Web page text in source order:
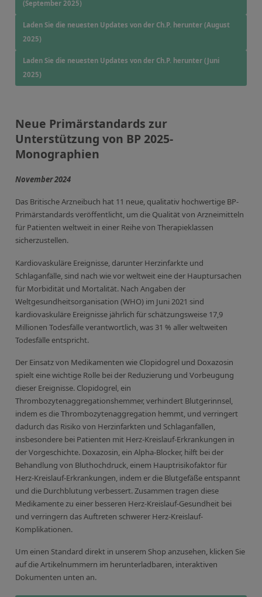
(September 2025)
Laden Sie die neuesten Updates von der Ch.P. herunter (August
2025)
Laden Sie die neuesten Updates von der Ch.P. herunter (Juni
2025)
Neue Primärstandards zur
Unterstützung von BP 2025-
Monographien
November 2024
Das Britische Arzneibuch hat 11 neue, qualitativ hochwertige BP-
Primärstandards veröffentlicht, um die Qualität von Arzneimitteln
für Patienten weltweit in einer Reihe von Therapieklassen
sicherzustellen.
Kardiovaskuläre Ereignisse, darunter Herzinfarkte und
Schlaganfälle, sind nach wie vor weltweit eine der Hauptursachen
für Morbidität und Mortalität. Nach Angaben der
Weltgesundheitsorganisation (WHO) im Juni 2021 sind
kardiovaskuläre Ereignisse jährlich für schätzungsweise 17,9
Millionen Todesfälle verantwortlich, was 31 % aller weltweiten
Todesfälle entspricht.
Der Einsatz von Medikamenten wie Clopidogrel und Doxazosin
spielt eine wichtige Rolle bei der Reduzierung und Vorbeugung
dieser Ereignisse. Clopidogrel, ein
Thrombozytenaggregationshemmer, verhindert Blutgerinnsel,
indem es die Thrombozytenaggregation hemmt, und verringert
dadurch das Risiko von Herzinfarkten und Schlaganfällen,
insbesondere bei Patienten mit Herz-Kreislauf-Erkrankungen in
der Vorgeschichte. Doxazosin, ein Alpha-Blocker, hilft bei der
Behandlung von Bluthochdruck, einem Hauptrisikofaktor für
Herz-Kreislauf-Erkrankungen, indem er die Blutgefäße entspannt
und die Durchblutung verbessert. Zusammen tragen diese
Medikamente zu einer besseren Herz-Kreislauf-Gesundheit bei
und verringern das Auftreten schwerer Herz-Kreislauf-
Komplikationen.
Um einen Standard direkt in unserem Shop anzusehen, klicken Sie
auf die Artikelnummern im herunterladbaren, interaktiven
Dokumenten unten an.